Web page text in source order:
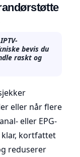
bevis du
raskt og
eller når flere
eller EPG-
kortfattet
reduserer